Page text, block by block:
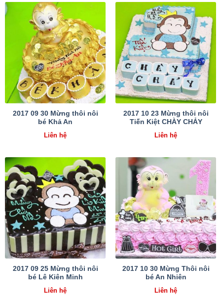
2017 09 30 Mừng thôi nôi
bé Khả An
Liên hệ
2017 10 23 Mừng thôi nôi
Tiến Kiệt CHÀY CHẢY
Liên hệ
2017 09 25 Mừng thôi nôi
bé Lê Kiên Minh
Liên hệ
2017 10 30 Mừng Thôi nôi
bé An Nhiên
Liên hệ